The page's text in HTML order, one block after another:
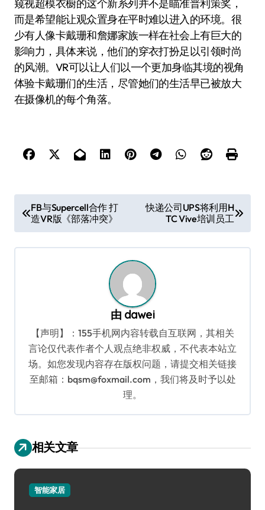
窥视超模衣橱的这个新系列并不是瞄准普利策奖，
而是希望能让观众置身在平时难以进入的环境。很
少有人像卡戴珊和詹娜家族一样在社会上有巨大的
影响力，具体来说，他们的穿衣打扮足以引领时尚
的风潮。VR可以让人们以一个更加身临其境的视角
体验卡戴珊们的生活，尽管她们的生活早已被放大
在摄像机的每个角落。
章
导
FB与Supercell合作 打
造VR版《部落冲突》
快递公司UPS将利用H
TC Vive培训员工
由 dawei
【声明】：155手机网内容转载自互联网，其相关
言论仅代表作者个人观点绝非权威，不代表本站立
场。如您发现内容存在版权问题，请提交相关链接
至邮箱：bqsm@foxmail.com，我们将及时予以处
理。
相关文章
智能家居